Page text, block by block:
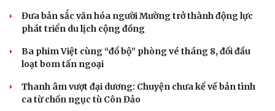
Sân khấu - Điện ảnh
Đưa bản sắc văn hóa người Mường trở thành động lực
phát triển du lịch cộng đồng
Ba phim Việt cùng “đổ bộ” phòng vé tháng 8, đối đầu
loạt bom tấn ngoại
Thanh âm vượt đại dương: Chuyện chưa kể về bản tình
ca từ chốn ngục tù Côn Đảo